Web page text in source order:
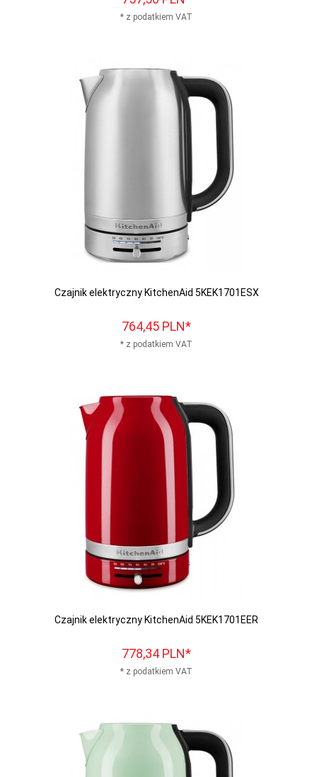
* z podatkiem VAT
Czajnik elektryczny KitchenAid 5KEK1701ESX
764,45 PLN*
* z podatkiem VAT
Czajnik elektryczny KitchenAid 5KEK1701EER
778,34 PLN*
* z podatkiem VAT